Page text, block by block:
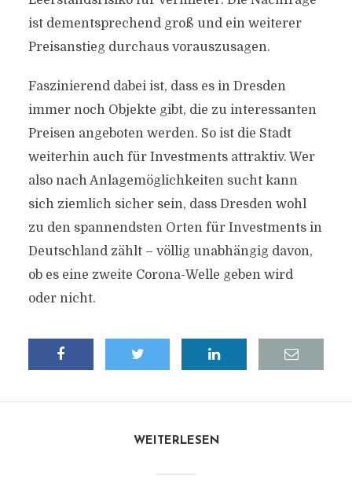
ist dementsprechend groß und ein weiterer
Preisanstieg durchaus vorauszusagen.
Faszinierend dabei ist, dass es in Dresden
immer noch Objekte gibt, die zu interessanten
Preisen angeboten werden. So ist die Stadt
weiterhin auch für Investments attraktiv. Wer
also nach Anlagemöglichkeiten sucht kann
sich ziemlich sicher sein, dass Dresden wohl
zu den spannendsten Orten für Investments in
Deutschland zählt – völlig unabhängig davon,
ob es eine zweite Corona-Welle geben wird
oder nicht.
WEITERLESEN